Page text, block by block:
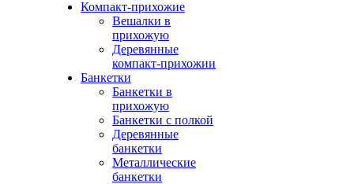
Компакт-прихожие
Вешалки в
прихожую
Деревянные
компакт-прихожии
Банкетки
Банкетки в
прихожую
Банкетки с полкой
Деревянные
банкетки
Металлические
банкетки